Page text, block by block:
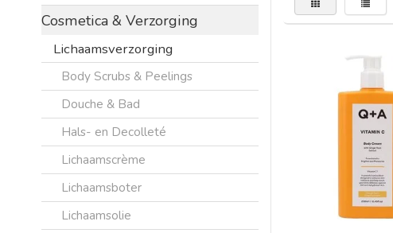
Cosmetica & Verzorging
Lichaamsverzorging
Body Scrubs & Peelings
Douche & Bad
Hals- en Decolleté
Lichaamscrème
Lichaamsboter
Lichaamsolie